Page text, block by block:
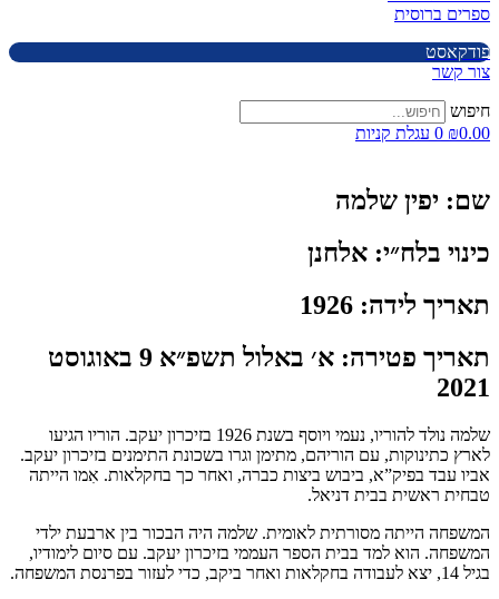
ספרים ברוסית
פודקאסט
צור קשר
חיפוש
₪0.00
0 עגלת קניות
שם: יפין שלמה
כינוי בלח״י: אלחנן
תאריך לידה: 1926
תאריך פטירה:
א׳ באלול תשפ״א 9 באוגוסט
2021
שלמה נולד להוריו, נעמי ויוסף בשנת 1926 בזיכרון יעקב. הוריו הגיעו
לארץ כתינוקות, עם הוריהם, מתימן וגרו בשכונת התימנים בזיכרון יעקב.
אביו עבד בפיק”א, ביבוש ביצות כברה, ואחר כך בחקלאות. אִמו הייתה
טבחית ראשית בבית דניאל.
המשפחה הייתה מסורתית לאומית. שלמה היה הבכור בין ארבעת ילדי
המשפחה. הוא למד בבית הספר העממי בזיכרון יעקב. עם סיום לימודיו,
בגיל 14, יצא לעבודה בחקלאות ואחר ביקב, כדי לעזור בפרנסת המשפחה.